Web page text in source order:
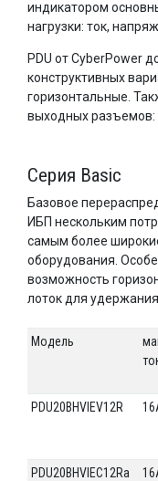
индикатором
нагрузки: ток,
PDU от CyberPower
конструктивных
горизонтальные.
выходных разъемов:
Серия Basic
Базовое
ИБП нескольким
самым более
оборудования.
возможность
лоток для
Модель
PDU20BHVIEV12R
PDU20BHVIEC12Ra